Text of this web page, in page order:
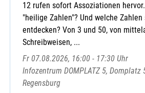
12 rufen sofort Assoziationen
"heilige Zahlen"? Und welche Zahlen
entdecken? Von 3 und 50, von
Schreibweisen, ...
Fr 07.08.2026, 16:00 - 17:30 Uhr
Infozentrum DOMPLATZ 5, Domplatz
Regensburg